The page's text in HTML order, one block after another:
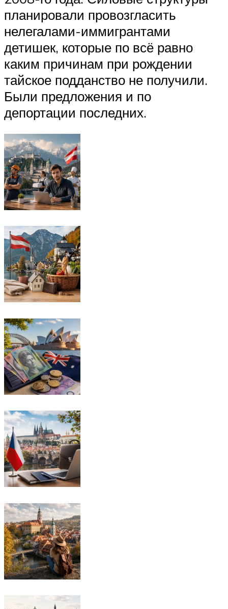
планировали провозгласить
нелегалами-иммигрантами
детишек, которые по всё равно
каким причинам при рождении
тайское подданство не получили.
Были предложения и по
депортации последних.